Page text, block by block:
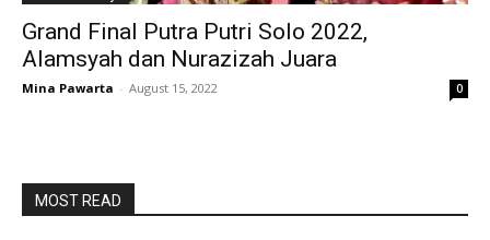
Grand Final Putra Putri Solo 2022,
Alamsyah dan Nurazizah Juara
Mina Pawarta - August 15, 2022 0
MOST READ